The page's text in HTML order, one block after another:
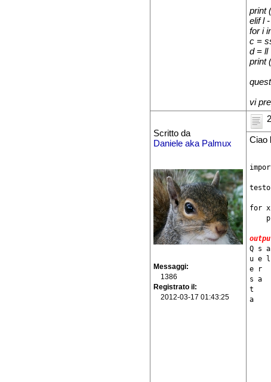
print
elif l
for i
c =
d = ll
print
vi
Scritto da
Daniele aka Palmux
Messaggi
1386
Registrato il
2012-03-17 01:43:25
Ciao
for
Q s
u e
e r
s a
t
a